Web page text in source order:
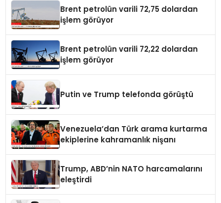
Brent petrolün varili 72,75 dolardan
işlem görüyor
Brent petrolün varili 72,22 dolardan
işlem görüyor
Putin ve Trump telefonda görüştü
Venezuela’dan Türk arama kurtarma
ekiplerine kahramanlık nişanı
Trump, ABD’nin NATO harcamalarını
eleştirdi